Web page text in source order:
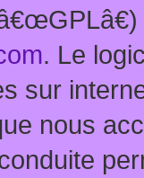
. Le
sur
nous